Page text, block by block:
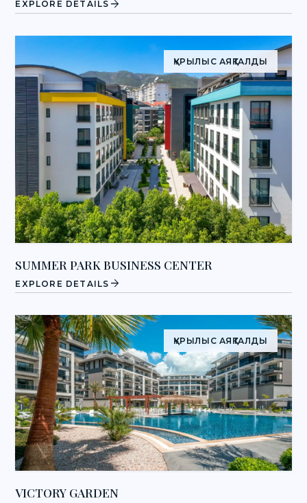
EXPLORE DETAILS arrow_forward
ҚҰРЫЛЫС АЯҚТАЛДЫ
SUMMER PARK BUSINESS CENTER
EXPLORE DETAILS arrow_forward
ҚҰРЫЛЫС АЯҚТАЛДЫ
VICTORY GARDEN